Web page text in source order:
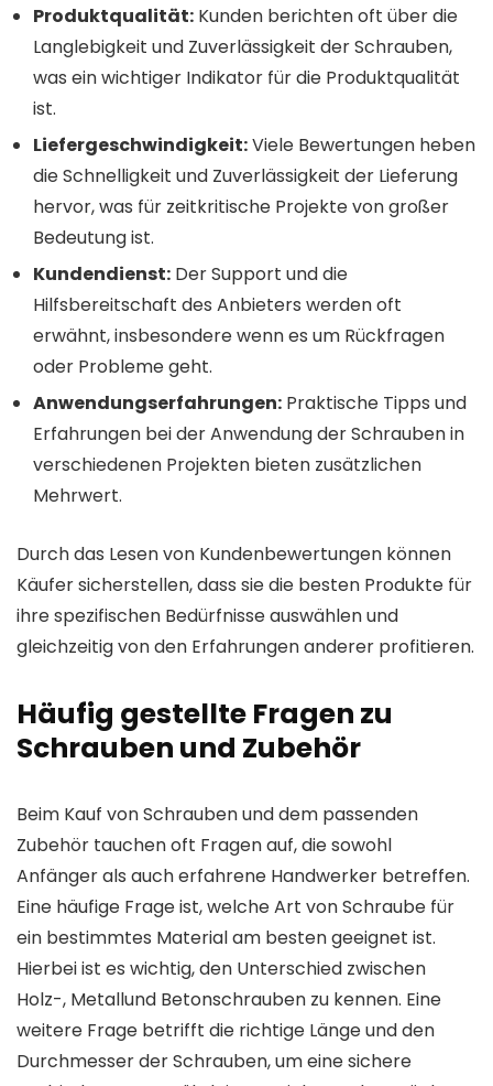
Produktqualität: Kunden berichten oft über die
Langlebigkeit und Zuverlässigkeit der Schrauben,
was ein wichtiger Indikator für die Produktqualität
ist.
Liefergeschwindigkeit:Viele Bewertungen heben
die Schnelligkeit und Zuverlässigkeit der Lieferung
hervor, was für zeitkritische Projekte von großer
Bedeutung ist.
Kundendienst: Der Support und die
Hilfsbereitschaft des Anbieters werden oft
erwähnt, insbesondere wenn es um Rückfragen
oder Probleme geht.
Anwendungserfahrungen: Praktische Tipps und
Erfahrungen bei der Anwendung der Schrauben in
verschiedenen Projekten bieten zusätzlichen
Mehrwert.
Durch das Lesen von Kundenbewertungen können
Käufer sicherstellen, dass sie die besten Produkte für
ihre spezifischen Bedürfnisse auswählen und
gleichzeitig von den Erfahrungen anderer profitieren.
Häufig gestellte Fragen zu
Schrauben und Zubehör
Beim Kauf von Schrauben und dem passenden
Zubehör tauchen oft Fragen auf, die sowohl
Anfänger als auch erfahrene Handwerker betreffen.
Eine häufige Frage ist, welche Art von Schraube für
ein bestimmtes Material am besten geeignet ist.
Hierbei ist es wichtig, den Unterschied zwischen
Holz-, Metallund Betonschrauben zu kennen. Eine
weitere Frage betrifft die richtige Länge und den
Durchmesser der Schrauben, um eine sichere